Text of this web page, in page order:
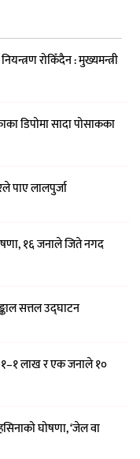
रोकिँदैन : मुख्यमन्त्री
डिपोमा सादा पोसाकका
पाए लालपुर्जा
१६ जनाले जिते नगद
सत्तल उद्घाटन
१–१ लाख र एक जनाले १०
घोषणा, ‘जेल वा